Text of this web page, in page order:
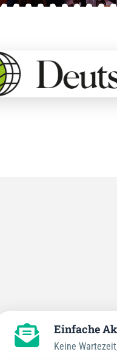
Einfache
Keine